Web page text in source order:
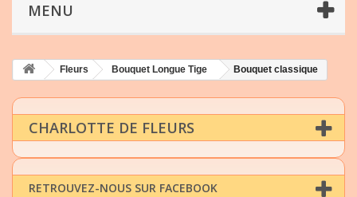
MENU
Fleurs Bouquet Longue Tige Bouquet classique
CHARLOTTE DE FLEURS
RETROUVEZ-NOUS SUR FACEBOOK